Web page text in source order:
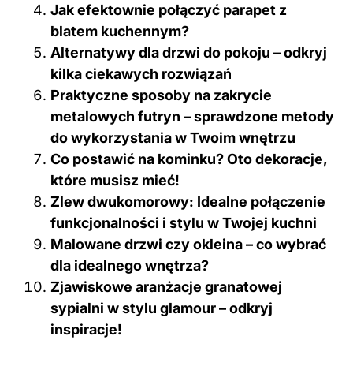
Jak efektownie połączyć parapet z
blatem kuchennym?
Alternatywy dla drzwi do pokoju – odkryj
kilka ciekawych rozwiązań
Praktyczne sposoby na zakrycie
metalowych futryn – sprawdzone metody
do wykorzystania w Twoim wnętrzu
Co postawić na kominku? Oto dekoracje,
które musisz mieć!
Zlew dwukomorowy: Idealne połączenie
funkcjonalności i stylu w Twojej kuchni
Malowane drzwi czy okleina – co wybrać
dla idealnego wnętrza?
Zjawiskowe aranżacje granatowej
sypialni w stylu glamour – odkryj
inspiracje!